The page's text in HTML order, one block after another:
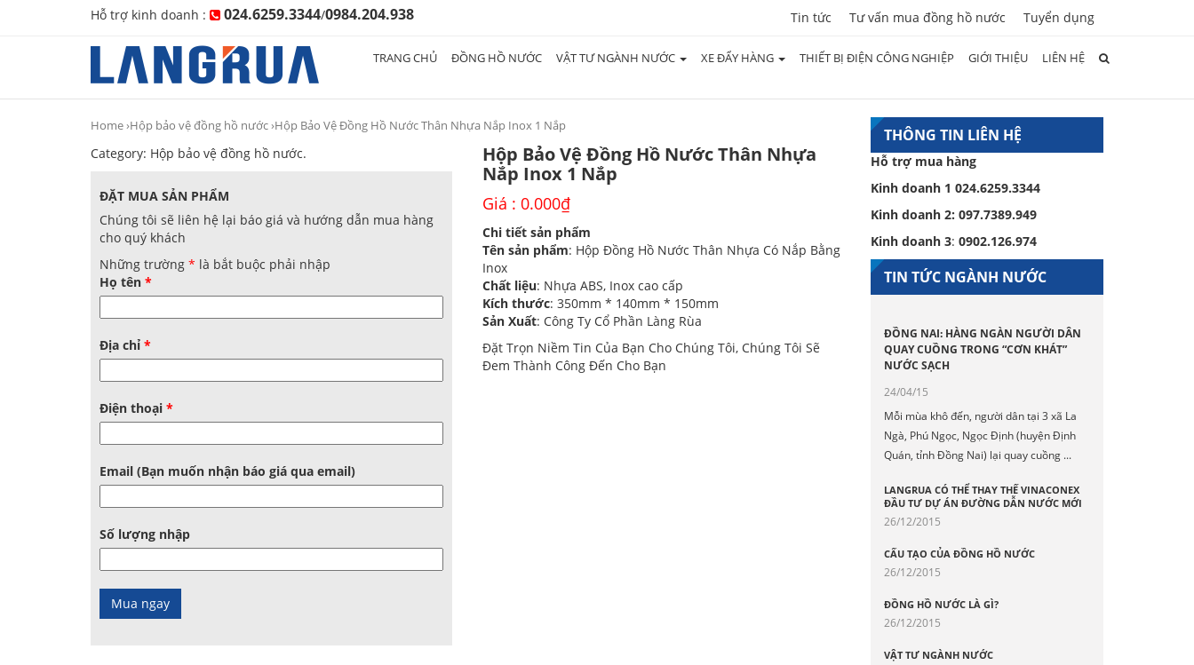
Hỗ trợ kinh doanh : 024.6259.3344/0984.204.938 Tin tức Tư vấn mua đồng hồ nước Tuyển dụng
TRANG CHỦ ĐỒNG HỒ NƯỚC VẬT TƯ NGÀNH NƯỚC XE ĐẨY HÀNG THIẾT BỊ ĐIỆN CÔNG NGHIỆP GIỚI THIỆU LIÊN HỆ
Home›Hộp bảo vệ đồng hồ nước›Hộp Bảo Vệ Đồng Hồ Nước Thân Nhựa Nắp Inox 1 Nắp
Category: Hộp bảo vệ đồng hồ nước.
ĐẶT MUA SẢN PHẨM
Chúng tôi sẽ liên hệ lại báo giá và hướng dẫn mua hàng
cho quý khách
Những trường * là bắt buộc phải nhập
Họ tên *
Địa chỉ *
Điện thoại *
Email (Bạn muốn nhận báo giá qua email)
Số lượng nhập
Hộp Bảo Vệ Đồng Hồ Nước Thân Nhựa
Nắp Inox 1 Nắp
Giá : 0.000₫
Chi tiết sản phẩm
Tên sản phẩm: Hộp Đồng Hồ Nước Thân Nhựa Có Nắp Bằng
Inox
Chất liệu: Nhựa ABS, Inox cao cấp
Kích thước: 350mm * 140mm * 150mm
Sản Xuất: Công Ty Cổ Phần Làng Rùa
Đặt Trọn Niềm Tin Của Bạn Cho Chúng Tôi, Chúng Tôi Sẽ
Đem Thành Công Đến Cho Bạn
THÔNG TIN LIÊN HỆ
Hỗ trợ mua hàng
Kinh doanh 1 024.6259.3344
Kinh doanh 2: 097.7389.949
Kinh doanh 3: 0902.126.974
TIN TỨC NGÀNH NƯỚC
ĐỒNG NAI: HÀNG NGÀN NGƯỜI DÂN
QUAY CUỒNG TRONG “CƠN KHÁT”
NƯỚC SẠCH
24/04/15
Mỗi mùa khô đến, người dân tại 3 xã La
Ngà, Phú Ngọc, Ngọc Định (huyện Định
Quán, tỉnh Đồng Nai) lại quay cuồng ...
LANGRUA CÓ THỂ THAY THẾ VINACONEX
ĐẦU TƯ DỰ ÁN ĐƯỜNG DẪN NƯỚC MỚI
26/12/2015
CẤU TẠO CỦA ĐỒNG HỒ NƯỚC
26/12/2015
ĐỒNG HỒ NƯỚC LÀ GÌ?
26/12/2015
VẬT TƯ NGÀNH NƯỚC